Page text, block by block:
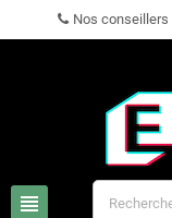
Nos conseillers
view_headline